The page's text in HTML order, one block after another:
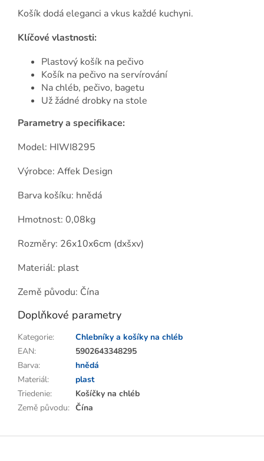
Košík dodá eleganci a vkus každé kuchyni.
Klíčové vlastnosti:
Plastový košík na pečivo
Košík na pečivo na servírování
Na chléb, pečivo, bagetu
Už žádné drobky na stole
Parametry a specifikace:
Model: HIWI8295
Výrobce: Affek Design
Barva košíku: hnědá
Hmotnost: 0,08kg
Rozměry: 26x10x6cm (dxšxv)
Materiál: plast
Země původu: Čína
Doplňkové parametry
Kategorie:
Chlebníky a košíky na chléb
EAN:
5902643348295
Barva:
hnědá
Materiál:
plast
Triedenie:
Košíčky na chléb
Země původu: Čína
Z